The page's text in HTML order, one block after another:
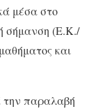
μέσα στο
σήμανση (Ε.Κ./
και
παραλαβή